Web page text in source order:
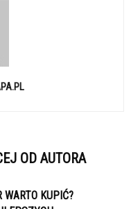
OD AUTORA
WARTO KUPIĆ?